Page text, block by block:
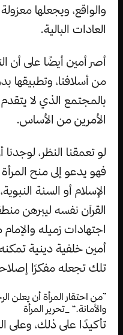
والواقع، ويجعلها
العادات البالية.
أصر أمين أيضًا على أن
من أسلافنا، وتطبيقها
بالمجتمع الذي لا
الأمرين من الأساس.
لو تعمقنا النظر،
فهو يدعو إلى منح
الإسلام أو السنة
القرآن نفسه ليبرهن
اجتهادات زميله
أمين خلفية دينية
تلك تجعله مفكرًا
”من احتقار المرأة أن يعلن
والأمانة.“ _تحرير المرأة
تأكيدًا على ذلك، وعلى